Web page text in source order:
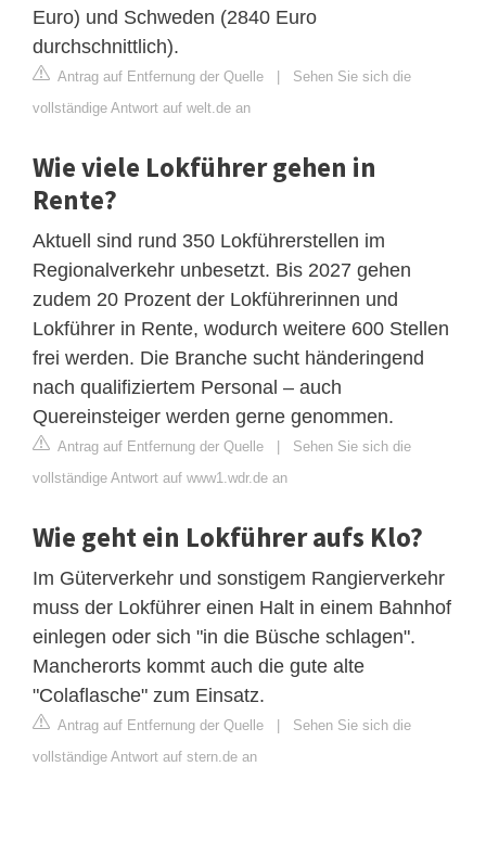
Euro) und Schweden (2840 Euro
durchschnittlich).
Antrag auf Entfernung der Quelle | Sehen Sie sich die
vollständige Antwort auf welt.de an
Wie viele Lokführer gehen in
Rente?
Aktuell sind rund 350 Lokführerstellen im
Regionalverkehr unbesetzt. Bis 2027 gehen
zudem 20 Prozent der Lokführerinnen und
Lokführer in Rente, wodurch weitere 600 Stellen
frei werden. Die Branche sucht händeringend
nach qualifiziertem Personal – auch
Quereinsteiger werden gerne genommen.
Antrag auf Entfernung der Quelle | Sehen Sie sich die
vollständige Antwort auf www1.wdr.de an
Wie geht ein Lokführer aufs Klo?
Im Güterverkehr und sonstigem Rangierverkehr
muss der Lokführer einen Halt in einem Bahnhof
einlegen oder sich "in die Büsche schlagen".
Mancherorts kommt auch die gute alte
"Colaflasche" zum Einsatz.
Antrag auf Entfernung der Quelle | Sehen Sie sich die
vollständige Antwort auf stern.de an